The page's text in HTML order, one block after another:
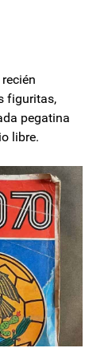
figuritas,
pegatina
libre.